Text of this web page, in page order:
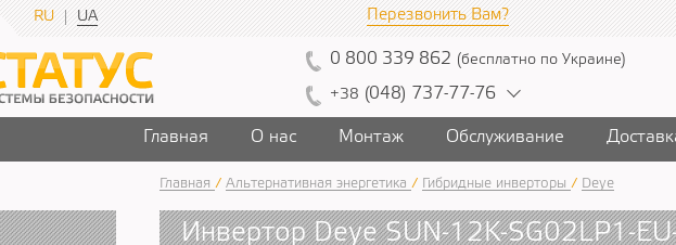
RU UA Перезвонить Вам?
0 800 339 862 (бесплатно по Украине)
+38 (048) 737-7 7-76
Главная О нас Монтаж Обслуживание
Главная / Альтернативная энергетика / Гибридные инверторы / Deye
Инвертор Deye SUN-12K-SG02LP1-